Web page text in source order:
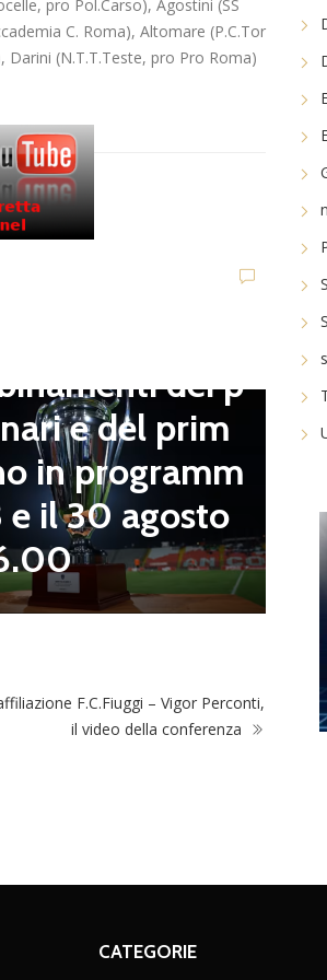
pro Pol.Carso), Agostini (SS
C. Roma), Altomare (P.C.Tor
Darini (N.T.T.Teste, pro Pro Roma)
dei p
e del prim
in programm
e il 30 agosto
F.C.Fiuggi – Vigor Perconti,
il video della conferenza
CATEGORIE